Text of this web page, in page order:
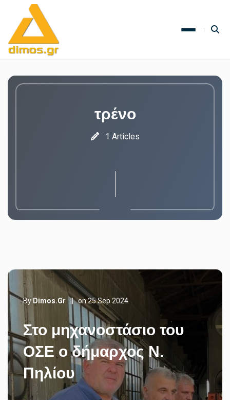
τρένο
1 Articles
By Dimos.gr ||on 25 Sep 2024
Στο μηχανοστάσιο του
ΟΣΕ ο δήμαρχος Ν.
Πηλίου